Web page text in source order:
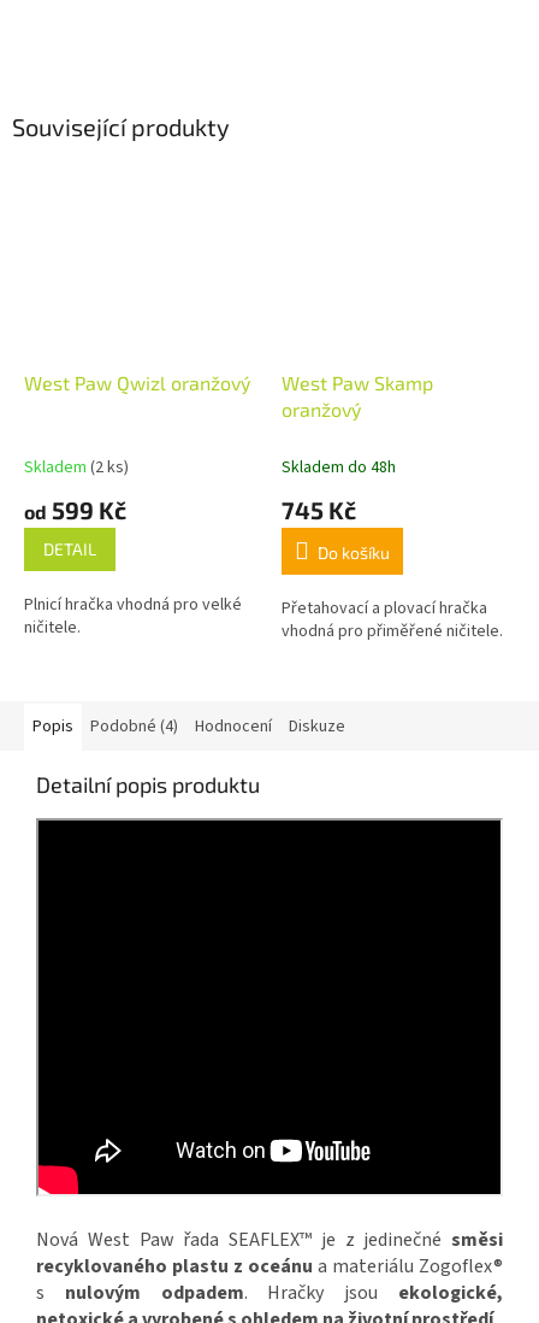
Související produkty
West Paw Qwizl oranžový
Skladem (2 ks)
od 599 Kč
DETAIL
Plnicí hračka vhodná pro velké
ničitele.
West Paw Skamp
oranžový
Skladem do 48h
745 Kč
Do košíku
Přetahovací a plovací hračka
vhodná pro přiměřené ničitele.
Popis Podobné (4) Hodnocení Diskuze
Detailní popis produktu
Nová West Paw řada SEAFLEX™ je z jedinečné směsi
recyklovaného plastu z oceánu a materiálu Zogoflex®
s nulovým odpadem. Hračky jsou ekologické,